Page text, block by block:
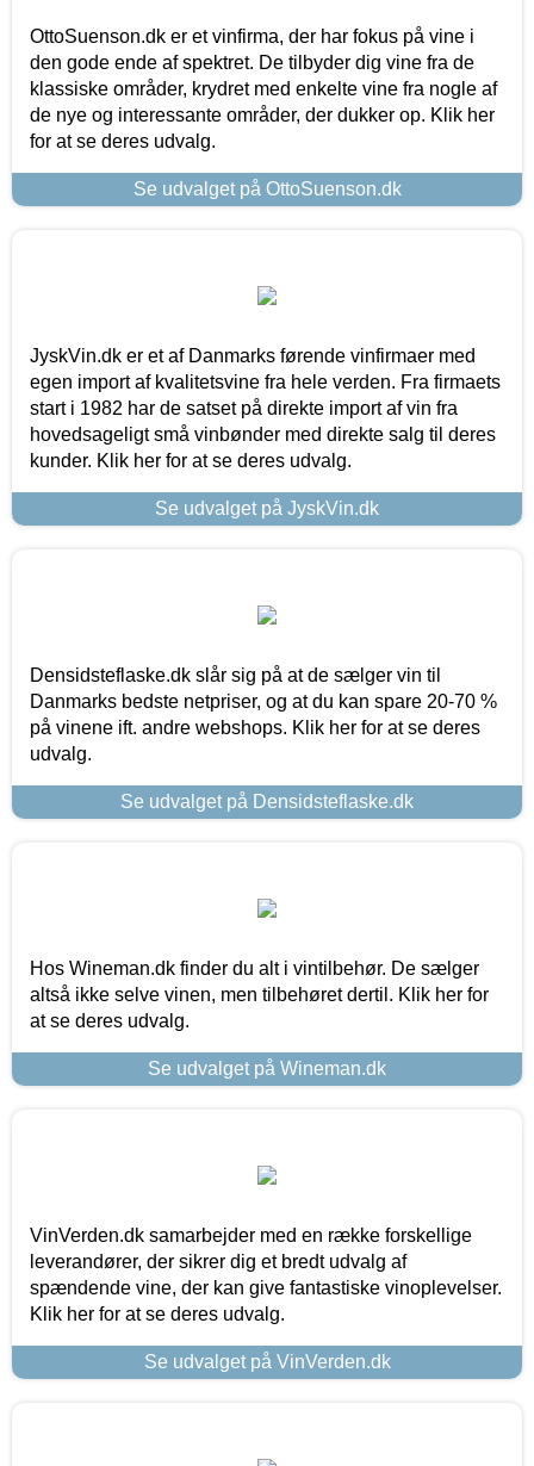
OttoSuenson.dk er et vinfirma, der har fokus på vine i
den gode ende af spektret. De tilbyder dig vine fra de
klassiske områder, krydret med enkelte vine fra nogle af
de nye og interessante områder, der dukker op. Klik her
for at se deres udvalg.
Se udvalget på OttoSuenson.dk
JyskVin.dk er et af Danmarks førende vinfirmaer med
egen import af kvalitetsvine fra hele verden. Fra firmaets
start i 1982 har de satset på direkte import af vin fra
hovedsageligt små vinbønder med direkte salg til deres
kunder. Klik her for at se deres udvalg.
Se udvalget på JyskVin.dk
Densidsteflaske.dk slår sig på at de sælger vin til
Danmarks bedste netpriser, og at du kan spare 20-70 %
på vinene ift. andre webshops. Klik her for at se deres
udvalg.
Se udvalget på Densidsteflaske.dk
Hos Wineman.dk finder du alt i vintilbehør. De sælger
altså ikke selve vinen, men tilbehøret dertil. Klik her for
at se deres udvalg.
Se udvalget på Wineman.dk
VinVerden.dk samarbejder med en række forskellige
leverandører, der sikrer dig et bredt udvalg af
spændende vine, der kan give fantastiske vinoplevelser.
Klik her for at se deres udvalg.
Se udvalget på VinVerden.dk